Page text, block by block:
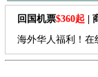
回国机票$360起 |
海外华人福利！在